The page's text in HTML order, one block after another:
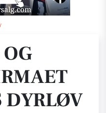
Anders Dyrløv
DYRLØV